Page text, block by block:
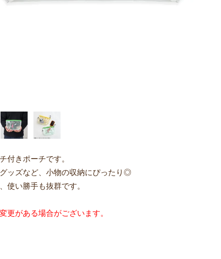
付きポーチです。
ッズなど、小物の収納にぴったり◎
使い勝手も抜群です。
更がある場合がございます。